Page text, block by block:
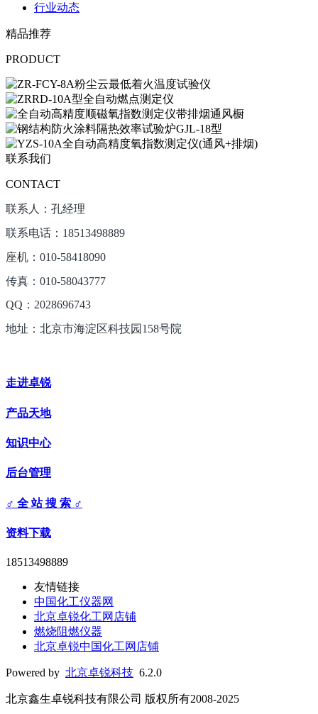
行业动态
精品推荐
PRODUCT
联系我们
CONTACT
联系人：孔经理
联系电话：18513498889
座机：010-58418090
传真：010-58043777
QQ：2028696743
地址：北京市海淀区科技园158号院
走进卓锐
产品天地
知识中心
后台管理
♂ 全 站 搜 索 ♂
资料下载
18513498889
友情链接
中国化工仪器网
北京卓锐化工网店铺
燃烧阻燃仪器
北京卓锐中国化工网店铺
Powered by 北京卓锐科技 6.2.0
北京鑫生卓锐科技有限公司 版权所有2008-2025